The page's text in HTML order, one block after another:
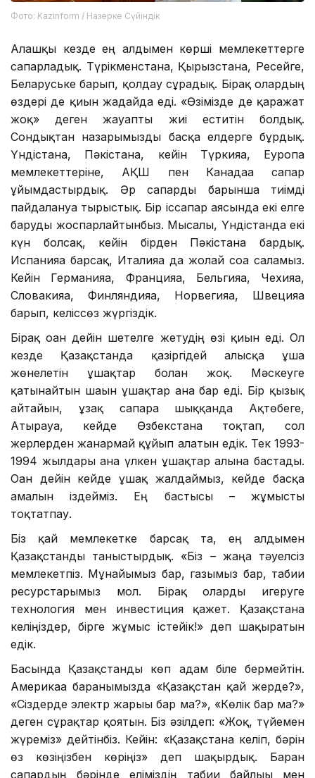
Фото: Kazinform / Назерке Сүйіндік
Алғашқы кезде ең алдымен көрші мемлекеттерге
сапарладық. Түрікменстанға, Қырғызстанға, Ресейге,
Беларуське барып, қолдау сұрадық. Бірақ олардың
өздері де қиын жағдайда еді. «Өзімізде де қаражат
жоқ» деген жауапты жиі еститін болдық.
Сондықтан назарымызды басқа елдерге бұрдық.
Үндістанға, Пәкістанға, кейін Түркияға, Еуропа
мемлекеттеріне, АҚШ пен Канадаға сапар
ұйымдастырдық. Әр сапарды барынша тиімді
пайдалануға тырыстық. Бір іссапар аясында екі елге
баруды жоспарлайтынбыз. Мысалы, Үндістанда екі
күн болсақ, кейін бірден Пәкістанға бардық.
Испанияға барсақ, Италияға да жолай соға саламыз.
Кейін Германияға, Францияға, Бельгияға, Чехияға,
Словакияға, Финляндияға, Норвегияға, Швецияға
барып, келіссөз жүргіздік.
Бірақ оған дейін шетелге жетудің өзі қиын еді. Ол
кезде Қазақстанда қазіргідей алысқа ұша
жөнелетін ұшақтар болған жоқ. Мәскеуге
қатынайтын шағын ұшақтар ғана бар еді. Бір қызық
айтайын, ұзақ сапарға шыққанда Ақтөбеге,
Атырауға, кейде Өзбекстанға тоқтап, сол
жерлерден жанармай құйып алатын едік. Тек 1993-
1994 жылдары ғана үлкен ұшақтар алына бастады.
Оған дейін кейде ұшақ жалдаймыз, кейде басқа
амалын іздейміз. Ең бастысы – жұмысты
тоқтатпау.
Біз қай мемлекетке барсақ та, ең алдымен
Қазақстанды таныстырдық. «Біз – жаңа тәуелсіз
мемлекетпіз. Мұнайымыз бар, газымыз бар, табиғи
ресурстарымыз мол. Бірақ оларды игеруге
технология мен инвестиция қажет. Қазақстанға
келіңіздер, бірге жұмыс істейік!» деп шақыратын
едік.
Басында Қазақстанды көп адам біле бермейтін.
Америкаға барғанымызда «Қазақстан қай жерде?»,
«Сіздерде электр жарығы бар ма?», «Көлік бар ма?»
деген сұрақтар қоятын. Біз әзілдеп: «Жоқ, түйемен
жүреміз» дейтінбіз. Кейін: «Қазақстанға келіп, бәрін
өз көзіңізбен көріңіз» деп шақырдық. Барған
сапардың бәрінде еліміздің табиғи байлығы мен